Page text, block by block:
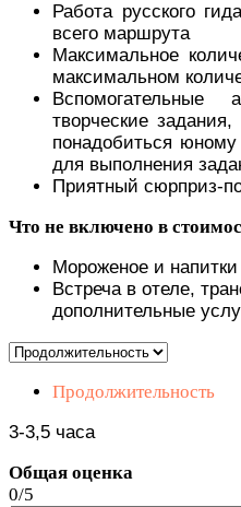
Работа русского
всего маршрута
Максимальное
максимальном
Вспомогательные
творческие
понадобиться
для выполнения
Приятный сюрприз-
Что не включено в
Мороженое и
Встреча в отеле,
дополнительные
Продолжительность
3-3,5 часа
Общая оценка
0/5